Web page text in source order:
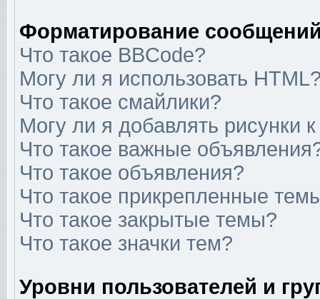
Форматирование
Что такое BBCode?
Могу ли я использовать
Что такое смайлики?
Могу ли я добавлять рисунки
Что такое важные
Что такое объявления?
Что такое прикрепленные
Что такое закрытые темы?
Что такое значки тем?
Уровни пользователей и